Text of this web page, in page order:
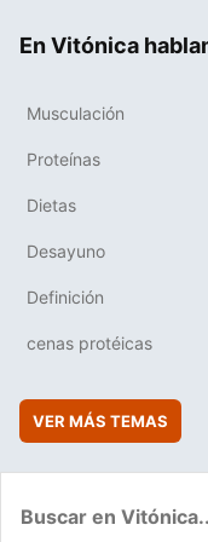
En Vitónica
Musculación
Proteínas
Dietas
Desayuno
Definición
cenas protéicas
VER MÁS TEMAS